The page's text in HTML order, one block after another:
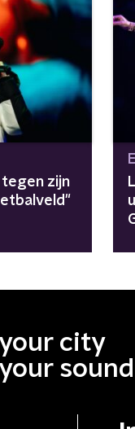
zijn
city
sound